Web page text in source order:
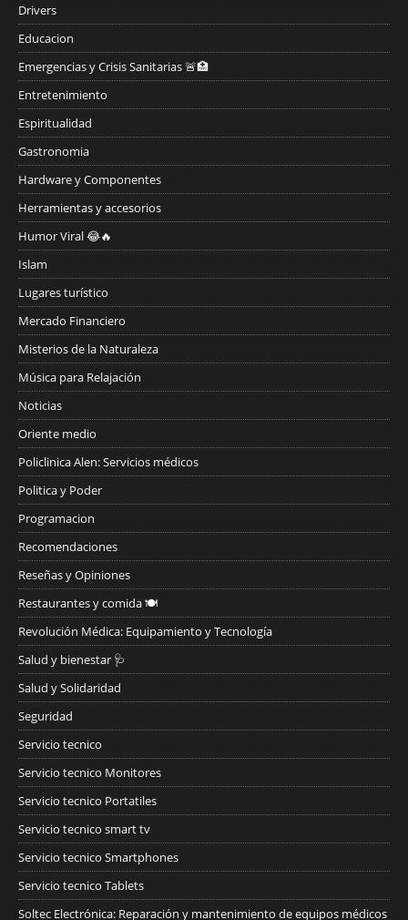
Drivers
Educacion
Emergencias y Crisis Sanitarias 🚨🏥
Entretenimiento
Espiritualidad
Gastronomia
Hardware y Componentes
Herramientas y accesorios
Humor Viral 😂🔥
Islam
Lugares turístico
Mercado Financiero
Misterios de la Naturaleza
Música para Relajación
Noticias
Oriente medio
Policlinica Alen: Servicios médicos
Politica y Poder
Programacion
Recomendaciones
Reseñas y Opiniones
Restaurantes y comida 🍽️
Revolución Médica: Equipamiento y Tecnología
Salud y bienestar 🩺
Salud y Solidaridad
Seguridad
Servicio tecnico
Servicio tecnico Monitores
Servicio tecnico Portatiles
Servicio tecnico smart tv
Servicio tecnico Smartphones
Servicio tecnico Tablets
Soltec Electrónica: Reparación y mantenimiento de equipos médicos